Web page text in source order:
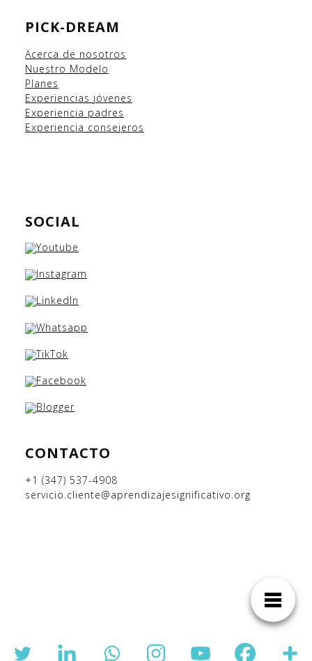
PICK-DREAM
Acerca de nosotros
Nuestro Modelo
Planes
Experiencias jóvenes
Experiencia padres
Experiencia consejeros
SOCIAL
CONTACTO
+1 (347) 537-4908
servicio.cliente@aprendizajesignificativo.org